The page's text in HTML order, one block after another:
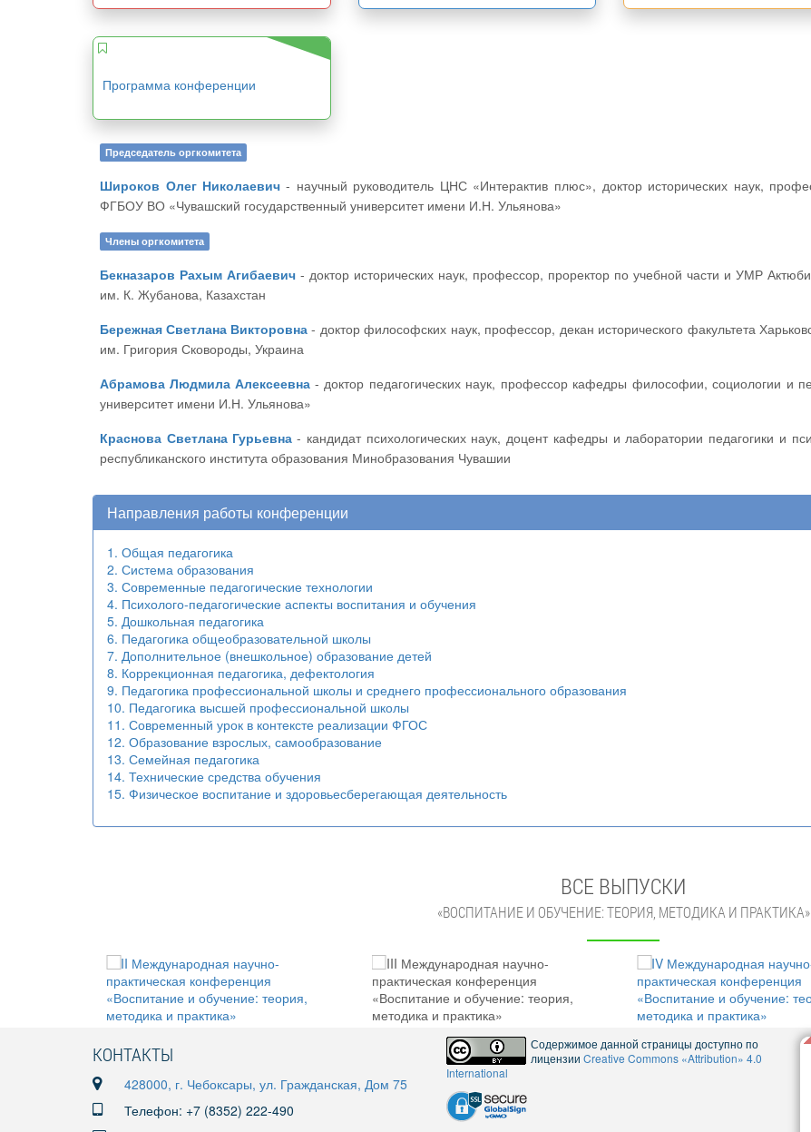
Программа конференции
Председатель оргкомитета
Широков Олег Николаевич
ФГБОУ ВО «Чувашский государственный университет имени И.Н. Ульянова»
Члены оргкомитета
Бекназаров Рахым Агибаевич
им. К. Жубанова, Казахстан
Бережная Светлана Викторовна
им. Григория Сковороды, Украина
Абрамова Людмила Алексеевна
университет имени И.Н. Ульянова»
Краснова Светлана Гурьевна
республиканского института образования Минобразования Чувашии
Направления работы конференции
1. Общая педагогика
2. Система образования
3. Современные педагогические технологии
4. Психолого-педагогические аспекты воспитания и обучения
5. Дошкольная педагогика
6. Педагогика общеобразовательной школы
7. Дополнительное (внешкольное) образование детей
8. Коррекционная педагогика, дефектология
9. Педагогика профессиональной школы и среднего профессионального образования
10. Педагогика высшей профессиональной школы
11. Современный урок в контексте реализации ФГОС
12. Образование взрослых, самообразование
13. Семейная педагогика
14. Технические средства обучения
15. Физическое воспитание и здоровьесберегающая деятельность
ВСЕ ВЫПУСКИ
«ВОСПИТАНИЕ И ОБУЧЕНИЕ: ТЕОРИЯ, МЕТОДИКА И ПРАКТИКА»
КОНТАКТЫ
428000, г. Чебоксары, ул. Гражданская, Дом 75
Телефон: +7 (8352) 222-490
Содержимое данной страницы доступно по
лицензии Creative Commons «Attribution» 4.0
International